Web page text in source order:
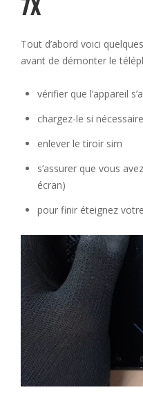
Tout d’abord voici
avant de démonter le
vérifier que l’appareil
chargez-le si nécessaire
enlever le tiroir sim
s’assurer que vous
écran)
pour finir éteignez